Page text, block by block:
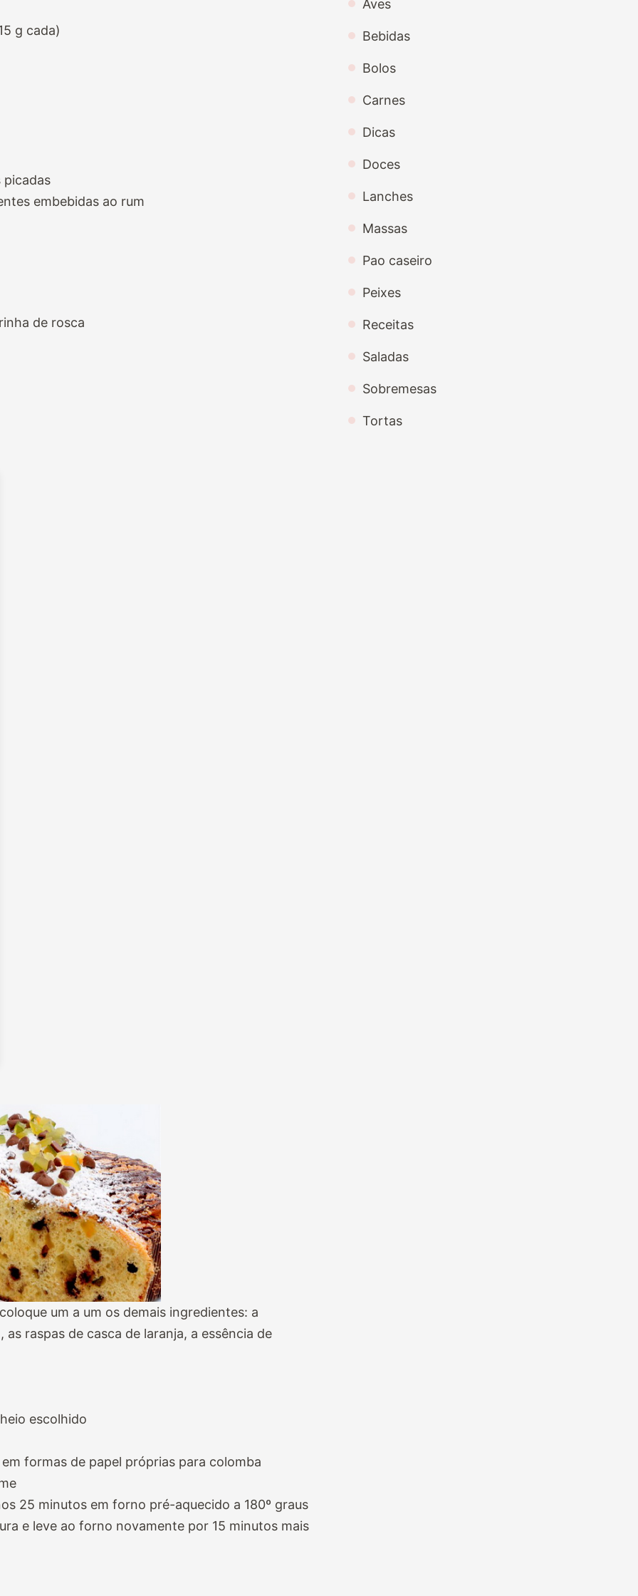
g cada)
picadas
embebidas ao rum
de rosca
um a um os demais ingredientes: a
raspas de casca de laranja, a essência de
escolhido
formas de papel próprias para colomba
25 minutos em forno pré-aquecido a 180º graus
e leve ao forno novamente por 15 minutos mais
Aves
Bebidas
Bolos
Carnes
Dicas
Doces
Lanches
Massas
Pao caseiro
Peixes
Receitas
Saladas
Sobremesas
Tortas